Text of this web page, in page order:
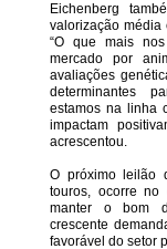
Eichenberg
valorização média
“O que mais
mercado por
avaliações
determinantes
estamos na linha
impactam
acrescentou.
O próximo leilão
touros, ocorre
manter o bom
crescente
favorável do setor